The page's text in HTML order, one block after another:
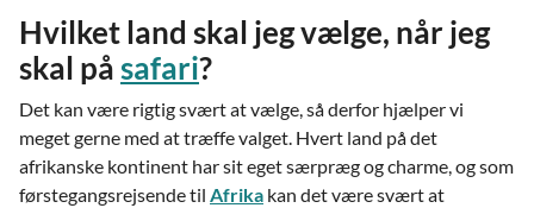
Hvilket land skal jeg vælge, når jeg
skal påsafari?
Det kan være rigtig svært at vælge, så derfor hjælper vi
meget gerne med at træffe valget. Hvert land på det
afrikanske kontinent har sit eget særpræg og charme, og som
førstegangsrejsende til Afrika kan det være svært at